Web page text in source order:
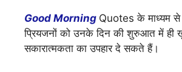
Good Morning Quotes के माध्यम
प्रियजनों को उनके दिन की शुरुआत में ही
सकारात्मकता का उपहार दे सकते हैं।